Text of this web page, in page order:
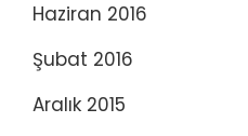
Haziran 2016
Şubat 2016
Aralık 2015